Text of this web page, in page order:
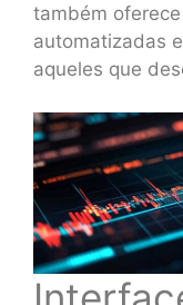
também
automatizadas
aqueles que